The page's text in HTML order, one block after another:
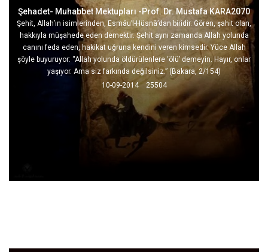
Şehadet- Muhabbet Mektupları -Prof. Dr. Mustafa KARA2070
Şehit, Allah’ın isimlerinden, Esmâu’l-Hüsnâ’dan biridir. Gören, şahit olan,
hakkıyla müşahede eden demektir. Şehit aynı zamanda Allah yolunda
canını feda eden, hakikat uğruna kendini veren kimsedir. Yüce Allah
şöyle buyuruyor: “Allah yolunda öldürülenlere ‘ölü’ demeyin. Hayır, onlar
yaşıyor. Ama siz farkında değilsiniz.” (Bakara, 2/154)
10-09-2014
25504